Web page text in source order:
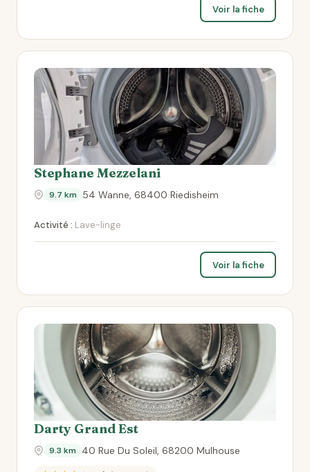
Voir la fiche
Stephane Mezzelani
9.7 km 54 Wanne, 68400 Riedisheim
Activité : Lave-linge
Voir la fiche
Darty Grand Est
9.3 km 40 Rue Du Soleil, 68200 Mulhouse